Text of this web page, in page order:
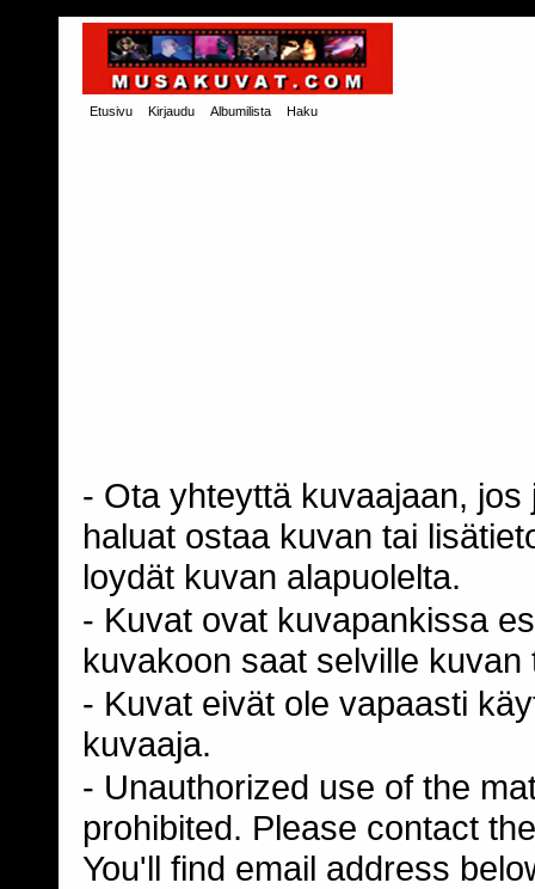
Etusivu Kirjaudu Albumilista Haku
- Ota yhteyttä kuvaajaan,
haluat ostaa kuvan tai
loydät kuvan alapuolelta.
- Kuvat ovat kuvapankissa
kuvakoon saat selville
- Kuvat eivät ole vapaasti
kuvaaja.
- Unauthorized use of the
prohibited. Please contact
You'll find email address